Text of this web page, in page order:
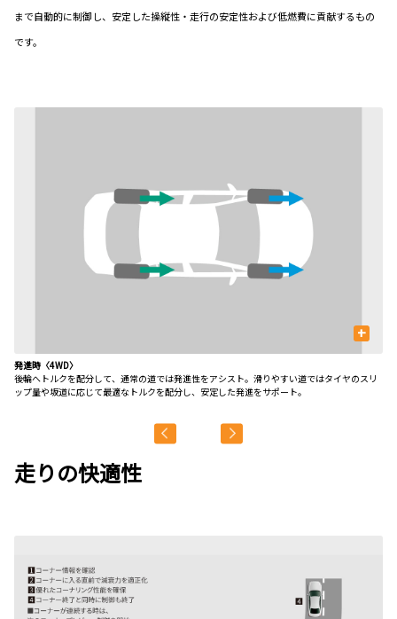
まで自動的に制御し、安定した操縦性・走行の安定性および低燃費に貢献するもの
です。
+
発進時〈4WD〉
後輪へトルクを配分して、通常の道では発進性をアシスト。滑りやすい道ではタイヤのスリ
ップ量や坂道に応じて最適なトルクを配分し、安定した発進をサポート。
走りの快適性